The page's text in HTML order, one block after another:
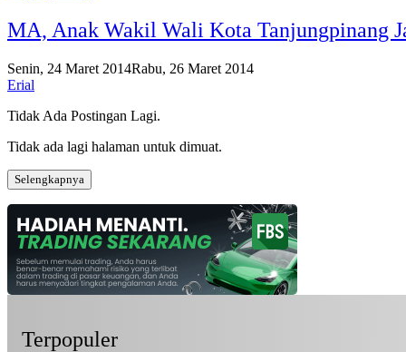
MA, Anak Wakil Wali Kota Tanjungpinang
Senin, 24 Maret 2014Rabu, 26 Maret 2014
Erial
Tidak Ada Postingan Lagi.
Tidak ada lagi halaman untuk dimuat.
Selengkapnya
Terpopuler